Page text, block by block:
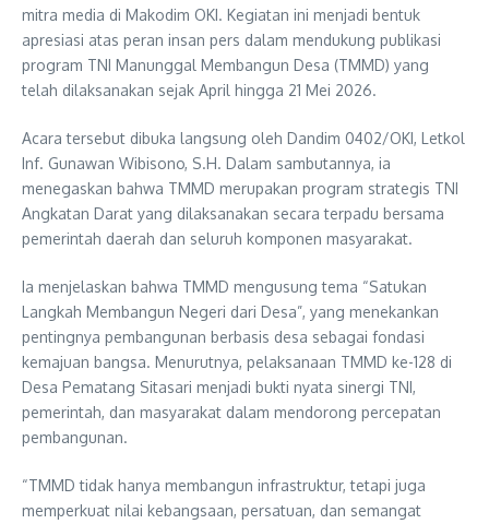
mitra media di Makodim OKI. Kegiatan ini menjadi bentuk
apresiasi atas peran insan pers dalam mendukung publikasi
program TNI Manunggal Membangun Desa (TMMD) yang
telah dilaksanakan sejak April hingga 21 Mei 2026.
Acara tersebut dibuka langsung oleh Dandim 0402/OKI, Letkol
Inf. Gunawan Wibisono, S.H. Dalam sambutannya, ia
menegaskan bahwa TMMD merupakan program strategis TNI
Angkatan Darat yang dilaksanakan secara terpadu bersama
pemerintah daerah dan seluruh komponen masyarakat.
Ia menjelaskan bahwa TMMD mengusung tema “Satukan
Langkah Membangun Negeri dari Desa”, yang menekankan
pentingnya pembangunan berbasis desa sebagai fondasi
kemajuan bangsa. Menurutnya, pelaksanaan TMMD ke-128 di
Desa Pematang Sitasari menjadi bukti nyata sinergi TNI,
pemerintah, dan masyarakat dalam mendorong percepatan
pembangunan.
“TMMD tidak hanya membangun infrastruktur, tetapi juga
memperkuat nilai kebangsaan, persatuan, dan semangat